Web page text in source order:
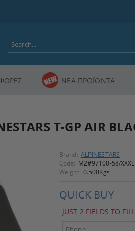
ΝΕΑ ΠΡΟΪΟΝΤΑ
T-GP AIR
Brand: ALPINESTARS
Code: M2#97100-58/XXXL
Weight: 0.500Kgs
QUICK BUY
JUST 2 FIELDS TO